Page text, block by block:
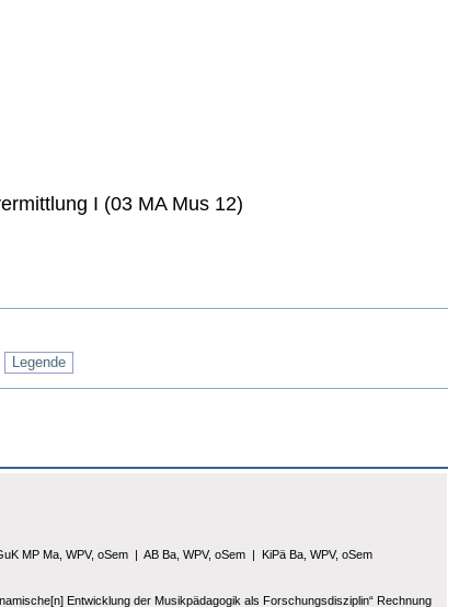
I (03 MA Mus 12)
Legende
MP Ma, WPV, oSem | AB Ba, WPV, oSem | KiPä Ba, WPV, oSem
Entwicklung der Musikpädagogik als Forschungsdisziplin“ Rechnung